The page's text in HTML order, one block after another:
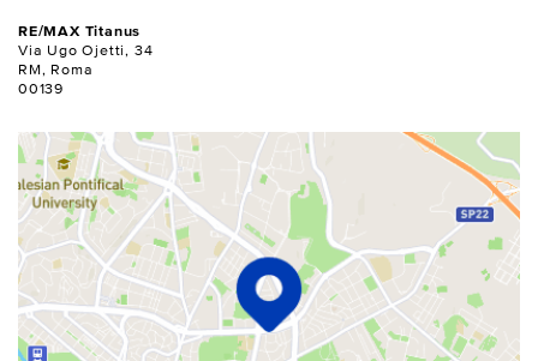
RE/MAX Titanus
Via Ugo Ojetti, 34
RM, Roma
00139